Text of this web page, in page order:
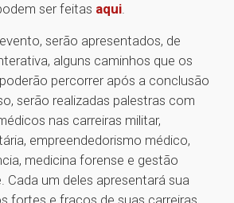
ser feitas aqui.
serão apresentados, de
alguns caminhos que os
percorrer após a conclusão
serão realizadas palestras com
nas carreiras militar,
empreendedorismo médico,
medicina forense e gestão
Cada um deles apresentará sua